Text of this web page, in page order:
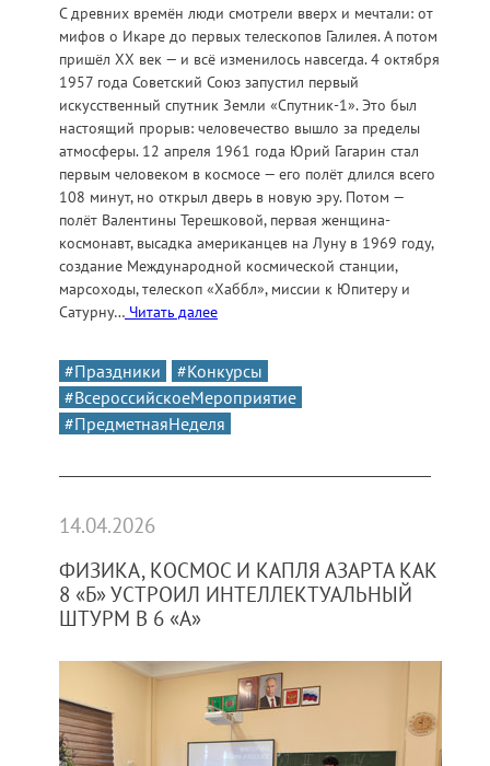
С древних времён люди смотрели вверх и мечтали: от
мифов о Икаре до первых телескопов Галилея. А потом
пришёл XX век — и всё изменилось навсегда. 4 октября
1957 года Советский Союз запустил первый
искусственный спутник Земли «Спутник-1». Это был
настоящий прорыв: человечество вышло за пределы
атмосферы. 12 апреля 1961 года Юрий Гагарин стал
первым человеком в космосе — его полёт длился всего
108 минут, но открыл дверь в новую эру. Потом —
полёт Валентины Терешковой, первая женщина-
космонавт, высадка американцев на Луну в 1969 году,
создание Международной космической станции,
марсоходы, телескоп «Хаббл», миссии к Юпитеру и
Сатурну… Читать далее
#Праздники
#Конкурсы
#ВсероссийскоеМероприятие
#ПредметнаяНеделя
ФИЗИКА, КОСМОС И КАПЛЯ АЗАРТА КАК
8 «Б» УСТРОИЛ ИНТЕЛЛЕКТУАЛЬНЫЙ
ШТУРМ В 6 «А»
14.04.2026